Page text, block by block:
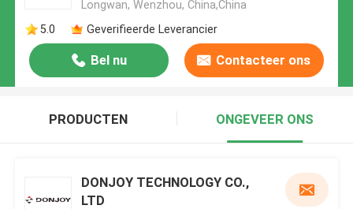
Longwan, Wenzhou, China,China
5.0
Geverifieerde Leverancier
Bel nu Contacteer ons
PRODUCTEN ONGEVEER ONS
DONJOY TECHNOLOGY CO.,
LTD